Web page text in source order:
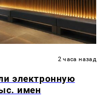
2 часа назад
электронную
имен